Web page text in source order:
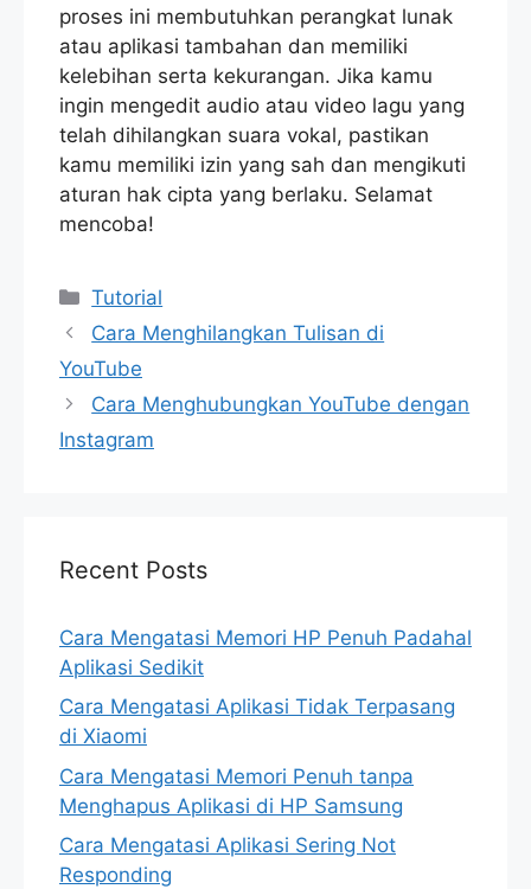
proses ini membutuhkan perangkat lunak
atau aplikasi tambahan dan memiliki
kelebihan serta kekurangan. Jika kamu
ingin mengedit audio atau video lagu yang
telah dihilangkan suara vokal, pastikan
kamu memiliki izin yang sah dan mengikuti
aturan hak cipta yang berlaku. Selamat
mencoba!
Categories
Tutorial
Cara Menghilangkan Tulisan di
YouTube
Cara Menghubungkan YouTube dengan
Instagram
Recent Posts
Cara Mengatasi Memori HP Penuh Padahal
Aplikasi Sedikit
Cara Mengatasi Aplikasi Tidak Terpasang
di Xiaomi
Cara Mengatasi Memori Penuh tanpa
Menghapus Aplikasi di HP Samsung
Cara Mengatasi Aplikasi Sering Not
Responding